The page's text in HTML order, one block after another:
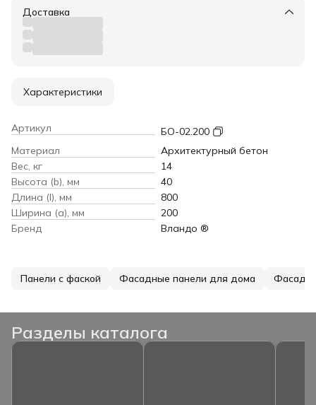
Доставка
Характеристики
Артикул
БО-02.200
Материал
Архитектурный бетон
Вес, кг
14
Высота (b), мм
40
Длина (l), мм
800
Ширина (a), мм
200
Бренд
Вландо ®
Панели с фаской Фасадные панели для дома
Разделы каталога